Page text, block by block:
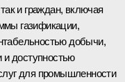
и граждан, включая
газификации,
добычи,
и доступностью
для промышленности